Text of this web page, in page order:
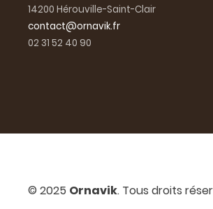
14200 Hérouville-Saint-Clair
contact@ornavik.fr
02 31 52 40 90
© 2025 Ornavik. Tous droits